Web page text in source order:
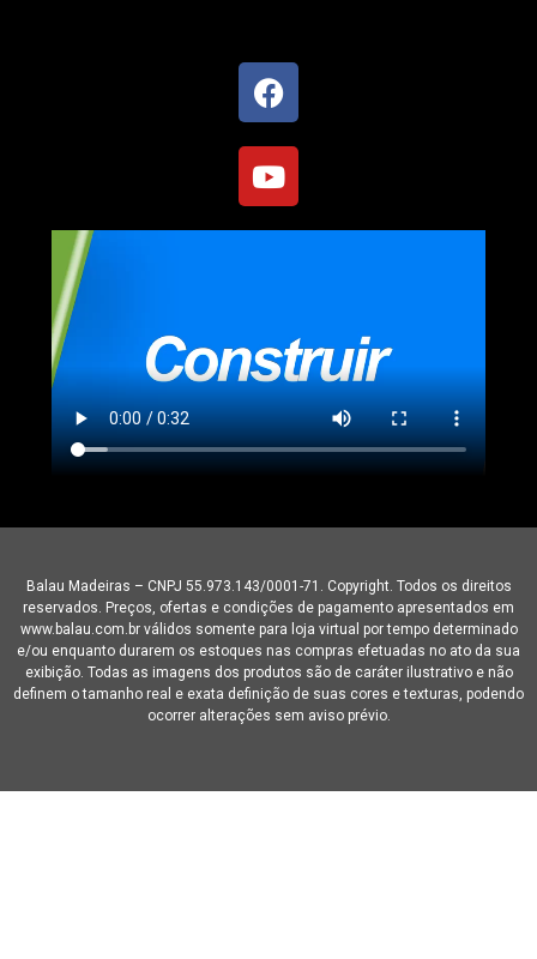
Balau Madeiras – CNPJ 55.973.143/0001-71. Copyright. Todos os direitos
reservados. Preços, ofertas e condições de pagamento apresentados em
www.balau.com.br válidos somente para loja virtual por tempo determinado
e/ou enquanto durarem os estoques nas compras efetuadas no ato da sua
exibição. Todas as imagens dos produtos são de caráter ilustrativo e não
definem o tamanho real e exata definição de suas cores e texturas, podendo
ocorrer alterações sem aviso prévio.